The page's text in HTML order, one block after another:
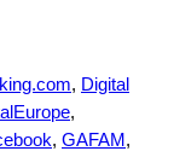
, Digital
, GAFAM